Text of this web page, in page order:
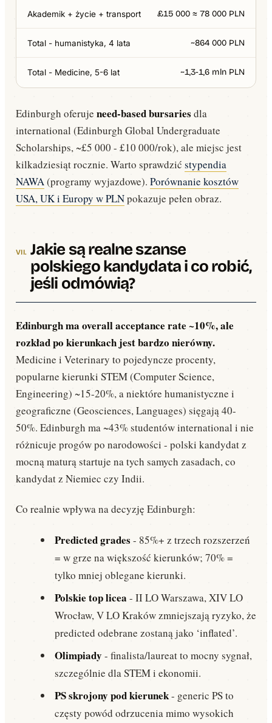
Akademik + życie + transport £15 000 ≈ 78 000 PLN
Total - humanistyka, 4 lata ~864 000 PLN
Total - Medicine, 5-6 lat ~1,3-1,6 mln PLN
Edinburgh oferuje need-based bursaries dla
international (Edinburgh Global Undergraduate
Scholarships, ~£5 000 - £10 000/rok), ale miejsc jest
kilkadziesiąt rocznie. Warto sprawdzić stypendia
NAWA(programy wyjazdowe). Porównanie kosztów
USA, UK i Europy w PLNpokazuje pełen obraz.
Jakie są realne szanse
polskiego kandydata i co robić,
jeśli odmówią?
Edinburgh ma overall acceptance rate ~10%, ale
rozkład po kierunkach jest bardzo nierówny.
Medicine i Veterinary to pojedyncze procenty,
popularne kierunki STEM (Computer Science,
Engineering) ~15-20%, a niektóre humanistyczne i
geograficzne (Geosciences, Languages) sięgają 40-
50%. Edinburgh ma ~43% studentów international i nie
różnicuje progów po narodowości - polski kandydat z
mocną maturą startuje na tych samych zasadach, co
kandydat z Niemiec czy Indii.
Co realnie wpływa na decyzję Edinburgh:
Predicted grades - 85%+ z trzech rozszerzeń
= w grze na większość kierunków; 70% =
tylko mniej oblegane kierunki.
Polskie top licea - II LO Warszawa, XIV LO
Wrocław, V LO Kraków zmniejszają ryzyko, że
predicted odebrane zostaną jako ‘inflated’.
Olimpiady - finalista/laureat to mocny sygnał,
szczególnie dla STEM i ekonomii.
PS skrojony pod kierunek- generic PS to
częsty powód odrzucenia mimo wysokich